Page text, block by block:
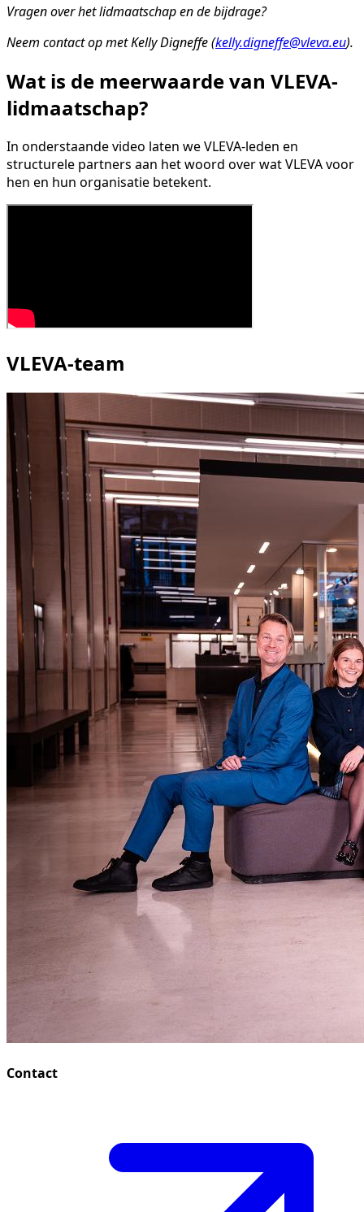
Vragen over het lidmaatschap en de bijdrage?
Neem contact op met Kelly Digneffe (kelly.digneffe@vleva.eu).
Wat is de meerwaarde van VLEVA-
lidmaatschap?
In onderstaande video laten we VLEVA-leden en
structurele partners aan het woord over wat VLEVA voor
hen en hun organisatie betekent.
VLEVA-team
Contact